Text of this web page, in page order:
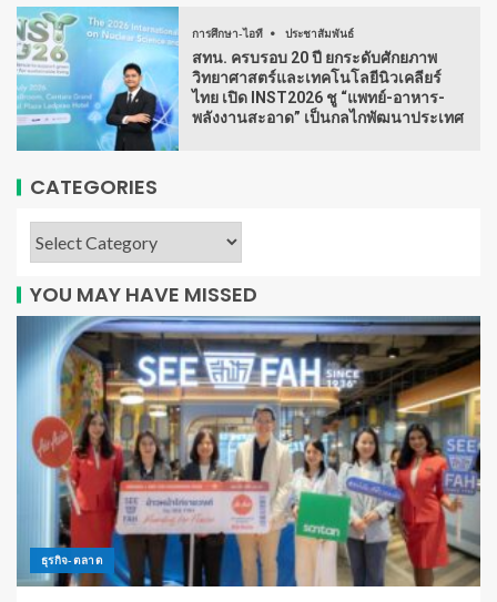
การศึกษา-ไอที ประชาสัมพันธ์
สทน. ครบรอบ 20 ปี ยกระดับศักยภาพ
วิทยาศาสตร์และเทคโนโลยีนิวเคลียร์
ไทย เปิด INST2026 ชู “แพทย์-อาหาร-
พลังงานสะอาด” เป็นกลไกพัฒนาประเทศ
CATEGORIES
YOU MAY HAVE MISSED
ธุรกิจ-ตลาด